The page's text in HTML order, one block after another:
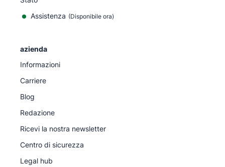
Assistenza (Disponibile ora)
azienda
Informazioni
Carriere
Blog
Redazione
Ricevi la nostra newsletter
Centro di sicurezza
Legal hub